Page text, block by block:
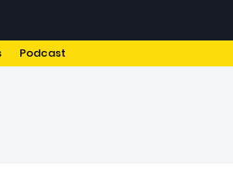
POLICY
Podcast